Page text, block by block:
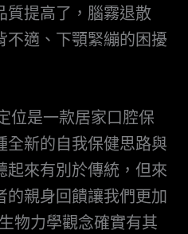
質提高了，腦霧退散
不適、下顎緊繃的困擾
位是一款居家口腔保
全新的自我保健思路與
起來有別於傳統，但來
的親身回饋讓我們更加
物力學觀念確實有其